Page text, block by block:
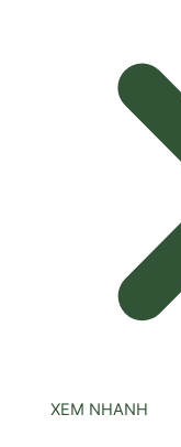
XEM NHANH